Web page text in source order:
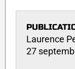
Laurence
27